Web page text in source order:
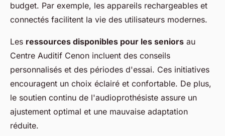
budget. Par exemple, les appareils rechargeables et
connectés facilitent la vie des utilisateurs modernes.
Les ressources disponibles pour les seniors au
Centre Auditif Cenon incluent des conseils
personnalisés et des périodes d'essai. Ces initiatives
encouragent un choix éclairé et confortable. De plus,
le soutien continu de l'audioprothésiste assure un
ajustement optimal et une mauvaise adaptation
réduite.